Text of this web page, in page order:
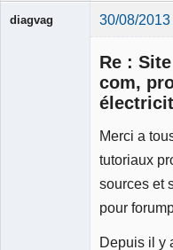
diagvag 30/08/
Re :
com,
Merci a
tutoriaux
sources et
pour
Depuis il y